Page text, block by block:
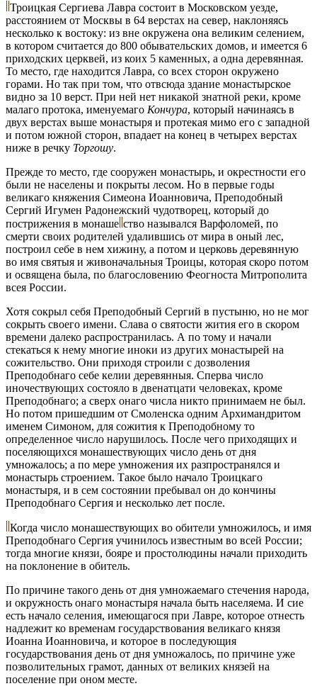
Троицкая Сергиева Лавра состоит в Московском уезде,
расстоянием от Москвы в 64 верстах на север, наклоняясь
несколько к востоку: из вне окружена она великим селением,
в котором считается до 800 обывательских домов, и имеется 6
приходских церквей, из коих 5 каменных, а одна деревянная.
То место, где находится Лавра, со всех сторон окружено
горами. Но так при том, что отвсюда здание монастырское
видно за 10 верст. При ней нет никакой знатной реки, кроме
малаго протока, именуемаго Кончура, который начинаясь в
двух верстах выше монастыря и протекая мимо его с западной
и потом южной сторон, впадает на конец в четырех верстах
ниже в речку Торгошу.
Прежде то место, где сооружен монастырь, и окрестности его
были не населены и покрыты лесом. Но в первые годы
великаго княжения Симеона Иоанновича, Преподобный
Сергий Игумен Радонежский чудотворец, который до
пострижения в монаше ство назывался Варфоломей, по
смерти своих родителей удалившись от мира в оный лес,
построил себе в нем хижину, а потом и церковь деревянную
во имя святыя и живоначальныя Троицы, которая скоро потом
и освящена была, по благословению Феогноста Митрополита
всея России.
Хотя сокрыл себя Преподобный Сергий в пустыню, но не мог
сокрыть своего имени. Слава о святости жития его в скором
времени далеко распространилась. А по тому и начали
стекаться к нему многие иноки из других монастырей на
сожительство. Они приходя строили с дозволения
Преподобнаго себе келии деревянныя. Сперва число
иночествующих состояло в двенатцати человеках, кроме
Преподобнаго; а сверх онаго числа никто принимаем не был.
Но потом пришедшим от Смоленска одним Архимандритом
именем Симоном, для сожития к Преподобному то
определенное число нарушилось. После чего приходящих и
поселяющихся монашествующих число день от дня
умножалось; а по мере умножения их разпространялся и
монастырь строением. Такое было начало Троицкаго
монастыря, и в сем состоянии пребывал он до кончины
Преподобнаго Сергия и несколько лет после.
Когда число монашествующих во обители умножилось, и имя
Преподобнаго Сергия учинилось известным во всей России;
тогда многие князи, бояре и простолюдины начали приходить
на поклонение в обитель.
По причине такого день от дня умножаемаго стечения народа,
и окружность онаго монастыря начала быть населяема. И сие
есть начало селения, имеющагося при Лавре, которое отнесть
надлежит ко временам государствования великаго князя
Иоанна Иоанновича, и которое в последующия
государствования день от дня умножалось, по причине уже
позволительных грамот, данных от великих князей на
поселение при оном месте.